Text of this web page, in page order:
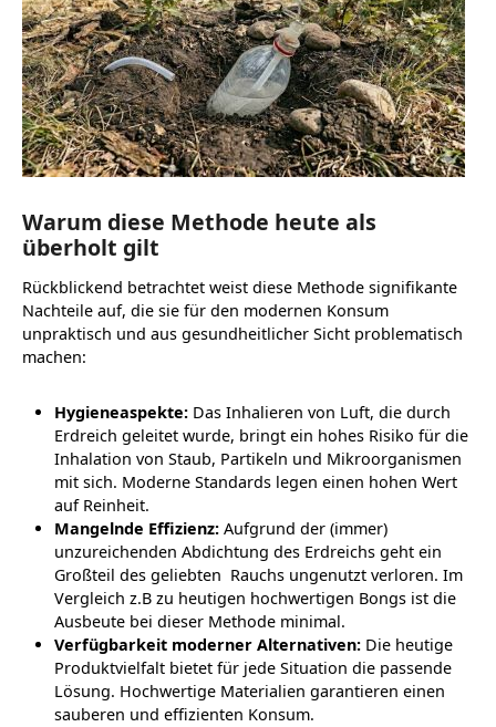
Warum diese Methode heute als
überholt gilt
Rückblickend betrachtet weist diese Methode signifikante
Nachteile auf, die sie für den modernen Konsum
unpraktisch und aus gesundheitlicher Sicht problematisch
machen:
Hygieneaspekte:Das Inhalieren von Luft, die durch
Erdreich geleitet wurde, bringt ein hohes Risiko für die
Inhalation von Staub, Partikeln und Mikroorganismen
mit sich. Moderne Standards legen einen hohen Wert
auf Reinheit.
Mangelnde Effizienz:Aufgrund der (immer)
unzureichenden Abdichtung des Erdreichs geht ein
Großteil des geliebten Rauchs ungenutzt verloren. Im
Vergleich z.B zu heutigen hochwertigen Bongs ist die
Ausbeute bei dieser Methode minimal.
Verfügbarkeit moderner Alternativen:Die heutige
Produktvielfalt bietet für jede Situation die passende
Lösung. Hochwertige Materialien garantieren einen
sauberen und effizienten Konsum.